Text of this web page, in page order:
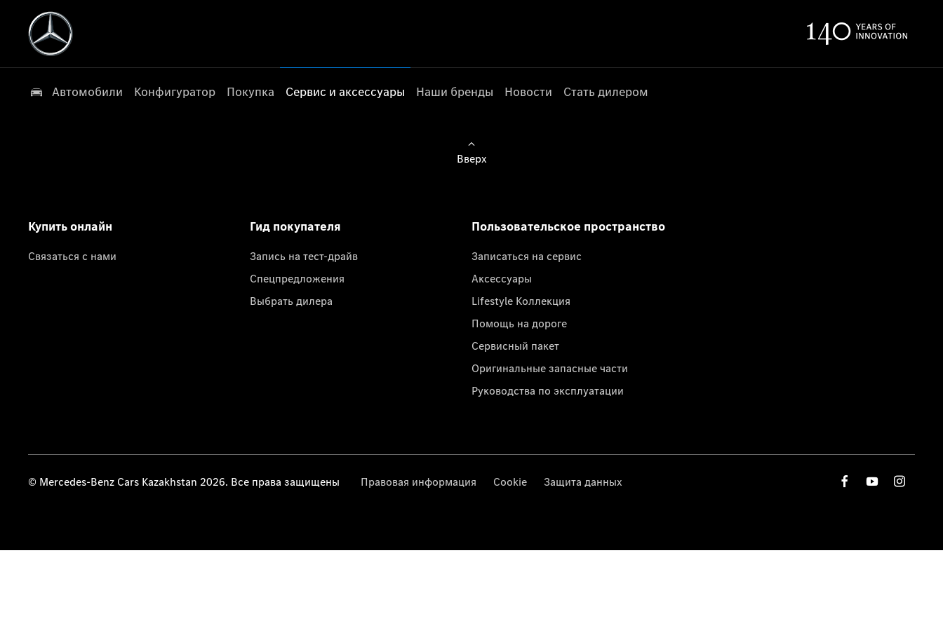
Автомобили Конфигуратор Покупка Сервис и аксессуары Наши бренды Новости Стать дилером
Вверх
Купить онлайн
Связаться с нами
Гид покупателя
Запись на тест-драйв
Спецпредложения
Выбрать дилера
Пользовательское пространство
Записаться на сервис
Аксессуары
Lifestyle Коллекция
Помощь на дороге
Сервисный пакет
Оригинальные запасные части
Руководства по эксплуатации
© Mercedes-Benz Cars Kazakhstan 2026. Все права защищены Правовая информация Cookie Защита данных